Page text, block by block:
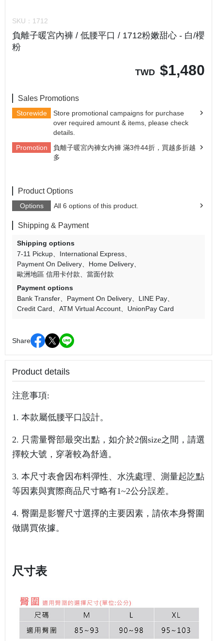
SKU： 1712
負離子暖宮內褲 / 低腰平口 / 1712粉嫩甜心 - 白/櫻
粉
TWD $1,480
Sales Promotions
Storewide
Store promotional campaigns for purchase
over required amount & items, please check
details.
Promotion
負離子暖宮內褲女內褲 滿3件44折，買越多折越
多
Product Options
Options All 6 options of this product.
Shipping & Payment
Shipping options
7-11 Pickup
International Express
Payment On Delivery
Home Delivery
歐洲地區 信用卡付款
當面付款
Payment options
Bank Transfer
Payment On Delivery
LINE Pay
Credit Card
ATM Virtual Account UnionPay Card
Share
Product details
注意事項:
1. 本款屬低腰平口設計。
2. 只需量臀部最突出點，如介於2個size之間，請選
擇較大號，穿著較為舒適。
3. 本尺寸表會因布料彈性、水洗處理、測量起訖點
等因素與實際商品尺寸略有1~2公分誤差。
4. 臀圍是影響尺寸選擇的主要因素，請依本身臀圍
做購買依據。
尺寸表